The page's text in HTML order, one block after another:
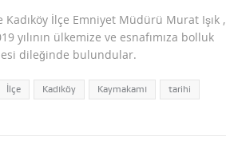
Kadıköy İlçe Emniyet Müdürü Murat Işık ,
yılının ülkemize ve esnafımıza bolluk
dileğinde bulundular.
İlçe Kadıköy Kaymakamı tarihi